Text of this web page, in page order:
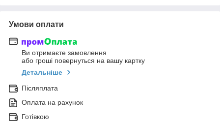
Умови оплати
Ви отримаєте замовлення
або гроші повернуться на вашу картку
Детальніше
Післяплата
Оплата на рахунок
Готівкою